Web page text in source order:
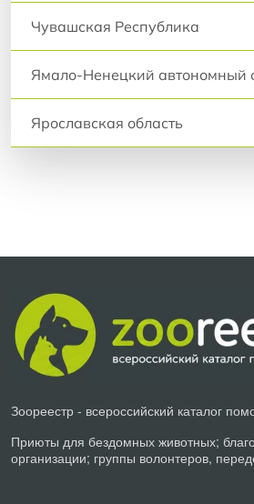
Чувашская Республика
Ямало-Ненецкий автономный
Ярославская область
Зоореестр - всероссийский каталог
Приюты для бездомных животных;
организации; группы волонтеров,